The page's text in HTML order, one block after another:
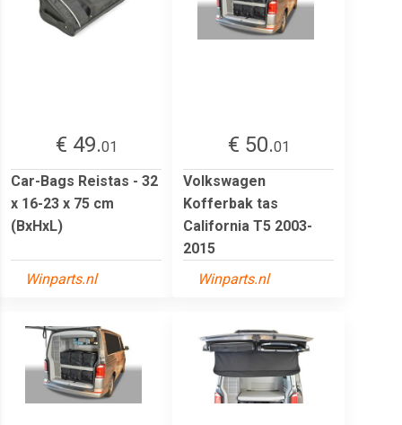
€ 49.01
Car-Bags Reistas - 32
x 16-23 x 75 cm
(BxHxL)
Winparts.nl
€ 50.01
Volkswagen
Kofferbak tas
California T5 2003-
2015
Winparts.nl